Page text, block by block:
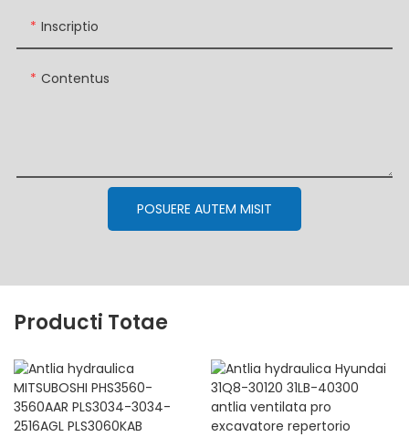
Inscriptio
Contentus
POSUERE AUTEM MISIT
Producti Totae